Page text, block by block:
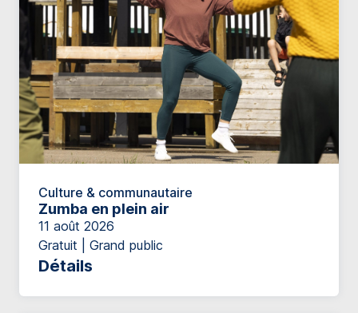
Culture & communautaire
Zumba en plein air
11 août 2026
Gratuit | Grand public
Détails